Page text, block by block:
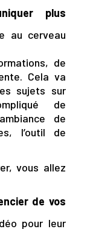
plus
au cerveau
de
Cela va
sujets sur
de
de
l’outil de
vous allez
de vos
pour leur